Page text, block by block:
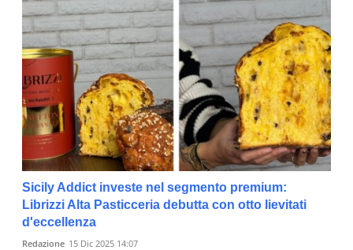
Sicily Addict investe nel segmento premium:
Librizzi Alta Pasticceria debutta con otto lievitati
d'eccellenza
Redazione 15 Dic 2025 14:07